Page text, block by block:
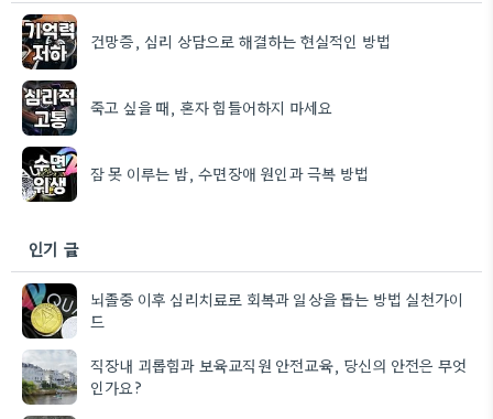
건망증, 심리 상담으로 해결하는 현실적인 방법
죽고 싶을 때, 혼자 힘들어하지 마세요
잠 못 이루는 밤, 수면장애 원인과 극복 방법
인기 글
뇌졸중 이후 심리치료로 회복과 일상을 돕는 방법 실천가이
드
직장내 괴롭힘과 보육교직원 안전교육, 당신의 안전은 무엇
인가요?